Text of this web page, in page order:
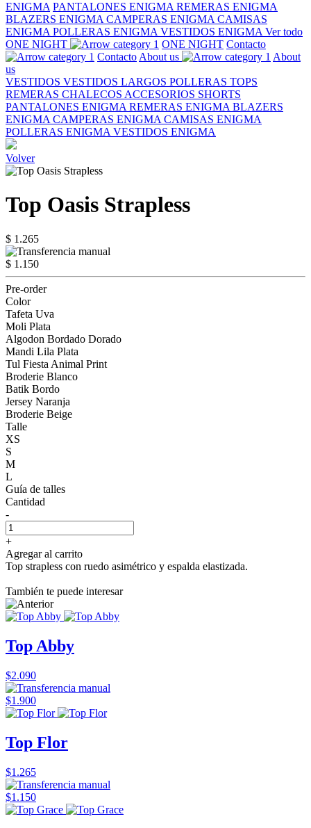
ENIGMA PANTALONES ENIGMA REMERAS ENIGMA
BLAZERS ENIGMA CAMPERAS ENIGMA CAMISAS
ENIGMA POLLERAS ENIGMA VESTIDOS ENIGMA Ver todo
ONE NIGHT
ONE NIGHT Contacto
Contacto About us
About
us
VESTIDOS VESTIDOS LARGOS POLLERAS TOPS
REMERAS CHALECOS ACCESORIOS SHORTS
PANTALONES ENIGMA REMERAS ENIGMA BLAZERS
ENIGMA CAMPERAS ENIGMA CAMISAS ENIGMA
POLLERAS ENIGMA VESTIDOS ENIGMA
Volver
Top Oasis Strapless
$ 1.265
$ 1.150
Pre-order
Color
Tafeta Uva
Moli Plata
Algodon Bordado Dorado
Mandi Lila Plata
Tul Fiesta Animal Print
Broderie Blanco
Batik Bordo
Jersey Naranja
Broderie Beige
Talle
XS
S
M
L
Guía de talles
Cantidad
-
+
Agregar al carrito
Top strapless con ruedo asimétrico y espalda elastizada.
También te puede interesar
Top Abby
$2.090
$1.900
Top Flor
$1.265
$1.150